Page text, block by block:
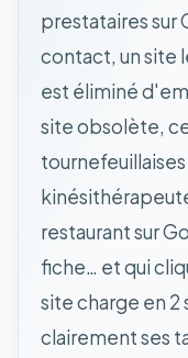
prestataires sur
contact, un site
est éliminé
site obsolète,
restaurant sur
fiche… et qui
site charge en
clairement ses